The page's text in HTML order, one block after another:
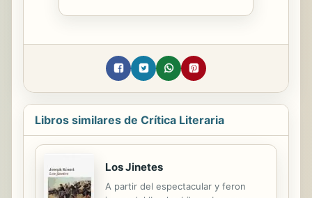
Libros similares de Crítica Literaria
Los Jinetes
A partir del espectacular y feron